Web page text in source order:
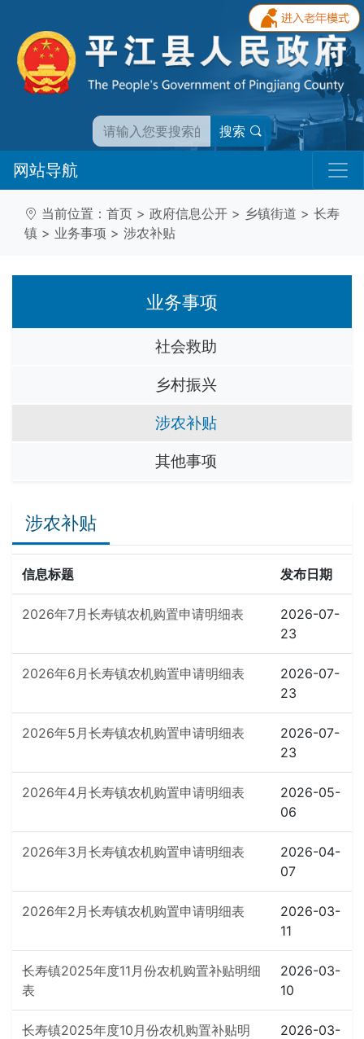
搜索
网站导航
当前位置： 首页 > 政府信息公开 > 乡镇街道 > 长寿
镇 > 业务事项 > 涉农补贴
业务事项
社会救助
乡村振兴
涉农补贴
其他事项
涉农补贴
信息标题 发布日期
2026年7月长寿镇农机购置申请明细表
2026-07-
23
2026年6月长寿镇农机购置申请明细表
2026-07-
23
2026年5月长寿镇农机购置申请明细表
2026-07-
23
2026年4月长寿镇农机购置申请明细表
2026-05-
06
2026年3月长寿镇农机购置申请明细表
2026-04-
07
2026年2月长寿镇农机购置申请明细表
2026-03-
11
长寿镇2025年度11月份农机购置补贴明细
表
2026-03-
10
长寿镇2025年度10月份农机购置补贴明
2026-03-